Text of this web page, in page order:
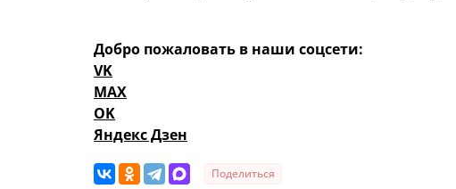
Добро пожаловать в наши соцсети:
VK
MAX
OK
Яндекс Дзен
Поделиться